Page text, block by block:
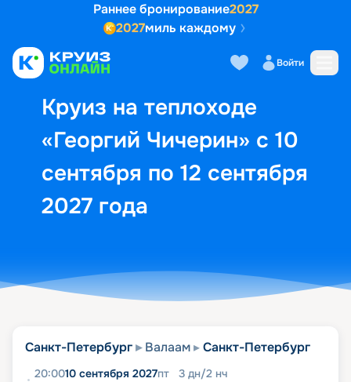
Раннее бронирование2027
2027миль каждому
Войти
Круиз на теплоходе
«Георгий Чичерин» с 10
сентября по 12 сентября
2027 года
Выбор кают Маршрут и
Санкт-Петербург Валаам Санкт-Петербург
20:0010 сентября 2027пт 3 дн/2 нч